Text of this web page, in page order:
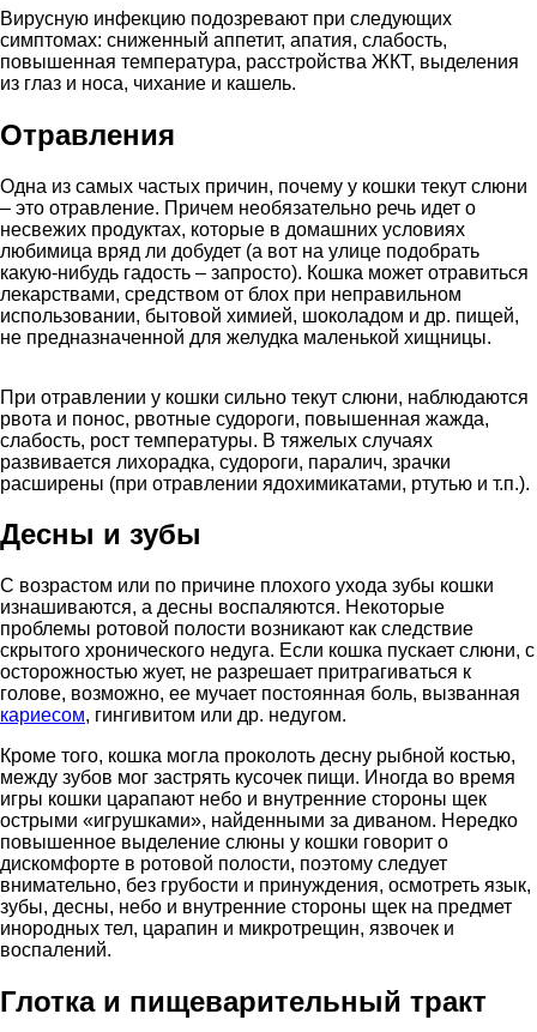
Вирусную инфекцию подозревают при следующих
симптомах: сниженный аппетит, апатия, слабость,
повышенная температура, расстройства ЖКТ, выделения
из глаз и носа, чихание и кашель.
Отравления
Одна из самых частых причин, почему у кошки текут слюни
– это отравление. Причем необязательно речь идет о
несвежих продуктах, которые в домашних условиях
любимица вряд ли добудет (а вот на улице подобрать
какую-нибудь гадость – запросто). Кошка может отравиться
лекарствами, средством от блох при неправильном
использовании, бытовой химией, шоколадом и др. пищей,
не предназначенной для желудка маленькой хищницы.
При отравлении у кошки сильно текут слюни, наблюдаются
рвота и понос, рвотные судороги, повышенная жажда,
слабость, рост температуры. В тяжелых случаях
развивается лихорадка, судороги, паралич, зрачки
расширены (при отравлении ядохимикатами, ртутью и т.п.).
Десны и зубы
С возрастом или по причине плохого ухода зубы кошки
изнашиваются, а десны воспаляются. Некоторые
проблемы ротовой полости возникают как следствие
скрытого хронического недуга. Если кошка пускает слюни, с
осторожностью жует, не разрешает притрагиваться к
голове, возможно, ее мучает постоянная боль, вызванная
кариесом, гингивитом или др. недугом.
Кроме того, кошка могла проколоть десну рыбной костью,
между зубов мог застрять кусочек пищи. Иногда во время
игры кошки царапают небо и внутренние стороны щек
острыми «игрушками», найденными за диваном. Нередко
повышенное выделение слюны у кошки говорит о
дискомфорте в ротовой полости, поэтому следует
внимательно, без грубости и принуждения, осмотреть язык,
зубы, десны, небо и внутренние стороны щек на предмет
инородных тел, царапин и микротрещин, язвочек и
воспалений.
Глотка и пищеварительный тракт